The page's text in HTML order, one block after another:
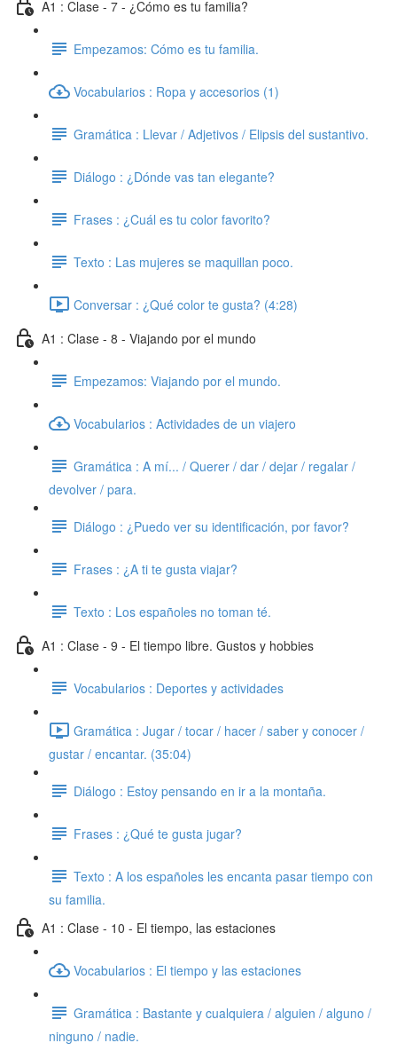
A1 : Clase - 7 - ¿Cómo es tu familia?
Empezamos: Cómo es tu familia.
Vocabularios : Ropa y accesorios (1)
Gramática : Llevar / Adjetivos / Elipsis del sustantivo.
Diálogo : ¿Dónde vas tan elegante?
Frases : ¿Cuál es tu color favorito?
Texto : Las mujeres se maquillan poco.
Conversar : ¿Qué color te gusta? (4:28)
A1 : Clase - 8 - Viajando por el mundo
Empezamos: Viajando por el mundo.
Vocabularios : Actividades de un viajero
Gramática : A mí... / Querer / dar / dejar / regalar /
devolver / para.
Diálogo : ¿Puedo ver su identificación, por favor?
Frases : ¿A ti te gusta viajar?
Texto : Los españoles no toman té.
A1 : Clase - 9 - El tiempo libre. Gustos y hobbies
Vocabularios : Deportes y actividades
Gramática : Jugar / tocar / hacer / saber y conocer /
gustar / encantar. (35:04)
Diálogo : Estoy pensando en ir a la montaña.
Frases : ¿Qué te gusta jugar?
Texto : A los españoles les encanta pasar tiempo con
su familia.
A1 : Clase - 10 - El tiempo, las estaciones
Vocabularios : El tiempo y las estaciones
Gramática : Bastante y cualquiera / alguien / alguno /
ninguno / nadie.